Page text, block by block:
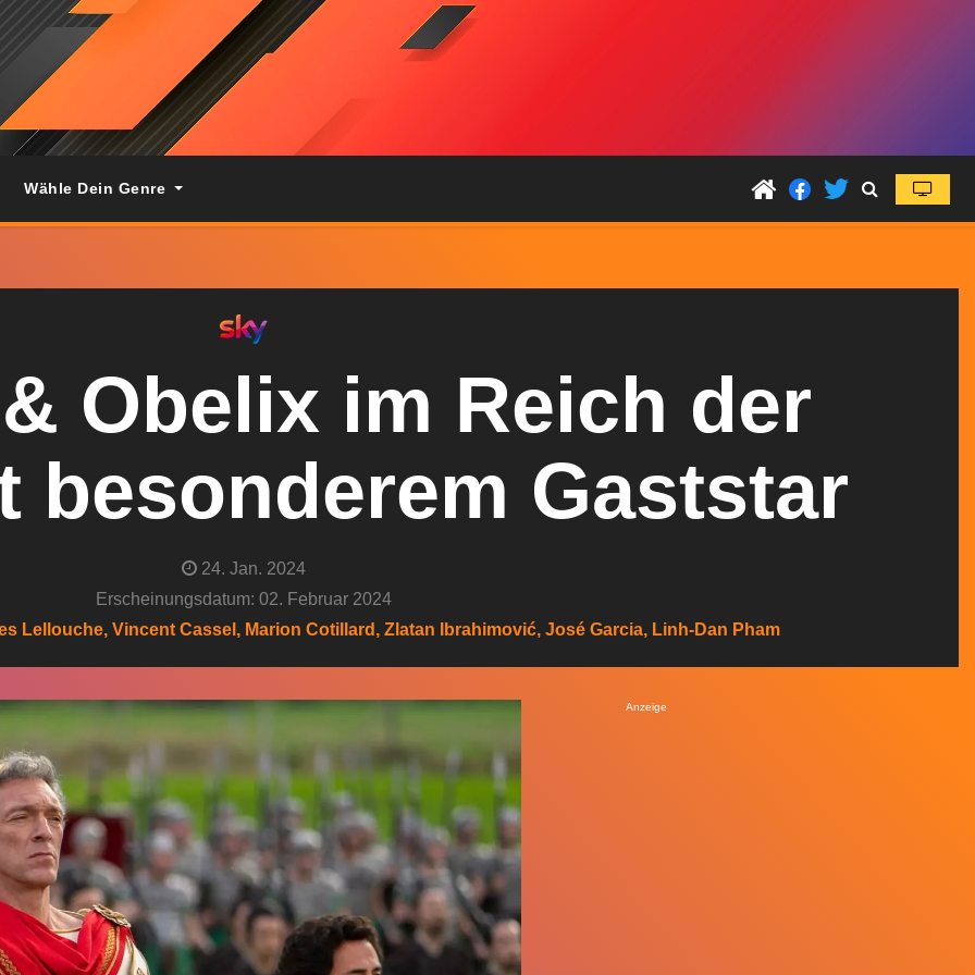
Wähle Dein Genre
Obelix im Reich der
besonderem Gaststar
24. Jan. 2024
Erscheinungsdatum: 02. Februar 2024
Lellouche, Vincent Cassel, Marion Cotillard, Zlatan Ibrahimović, José Garcia, Linh-Dan Pham
Anzeige